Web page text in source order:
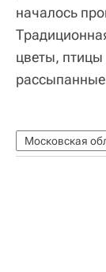
началось
цветы,
Московская